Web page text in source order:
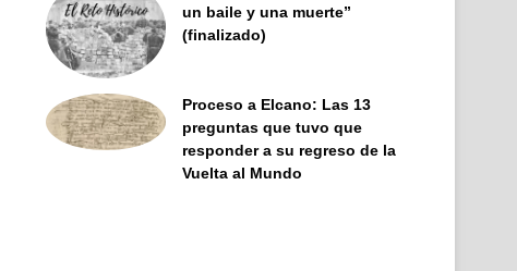
un baile y una muerte”
(finalizado)
Proceso a Elcano: Las 13
preguntas que tuvo que
responder a su regreso de la
Vuelta al Mundo